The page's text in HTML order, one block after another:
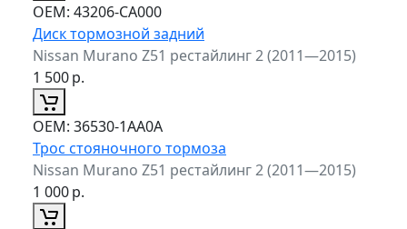
ОЕМ: 43206-CA000
Диск тормозной задний
Nissan Murano Z51 рестайлинг 2 (2011—2015)
1 500р.
ОЕМ: 36530-1AA0A
Трос стояночного тормоза
Nissan Murano Z51 рестайлинг 2 (2011—2015)
1 000р.